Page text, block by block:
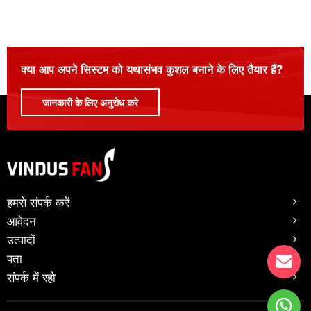
कृषि
रसद
संपर्क करें प्रपत्र
क्या आप अपने सिस्टम को यथासंभव कुशल बनाने के लिए तैयार हैं?
जानकारी के लिए अनुरोध करे
हमसे संपर्क करें
आवेदन
उत्पादों
पता
संपर्क में रहो